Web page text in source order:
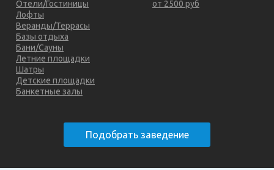
Отели/Гостиницы
Лофты
Веранды/Террасы
Базы отдыха
Бани/Сауны
Летние площадки
Шатры
Детские площадки
Банкетные залы
от 2500 руб
Подобрать заведение